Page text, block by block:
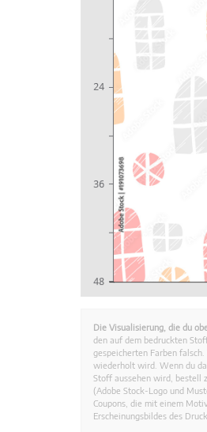
Die Visualisierung, die du
den auf dem bedruckten
gespeicherten Farben
wiederholt wird. Wenn du
Stoff aussehen wird, bestell
(Adobe Stock-Logo und
Coupons, die mit einem
Erscheinungsbildes des